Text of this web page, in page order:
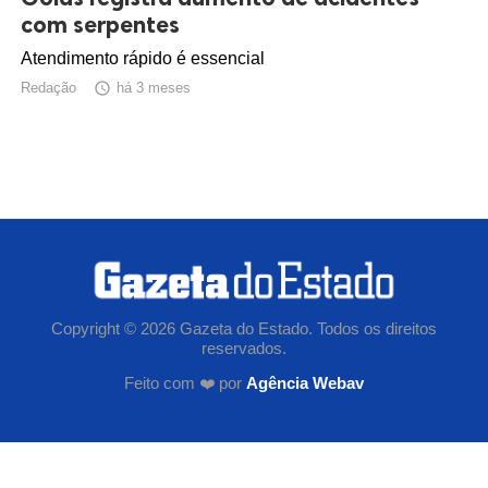
com serpentes
Atendimento rápido é essencial
Redação  há 3 meses
Copyright © 2026 Gazeta do Estado. Todos os direitos
reservados.
Feito com ❤️ por Agência Webav